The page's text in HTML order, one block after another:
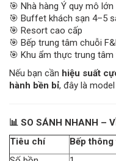
🎯 Nhà hàng Ý quy mô lớn
🎯 Buffet khách sạn 4–5
🎯 Resort cao cấp
🎯 Bếp trung tâm chuỗi
🎯 Khu ẩm thực trung
Nếu bạn cần hiệu suất
hành bền bỉ, đây là
📊 SO SÁNH NHANH –
Tiêu chí
Bếp